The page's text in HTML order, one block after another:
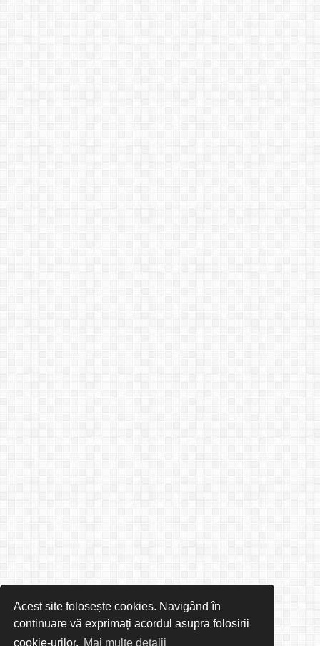
Acest site folosește cookies. Navigând în
continuare vă exprimați acordul asupra folosirii
cookie-urilor. Mai multe detalii